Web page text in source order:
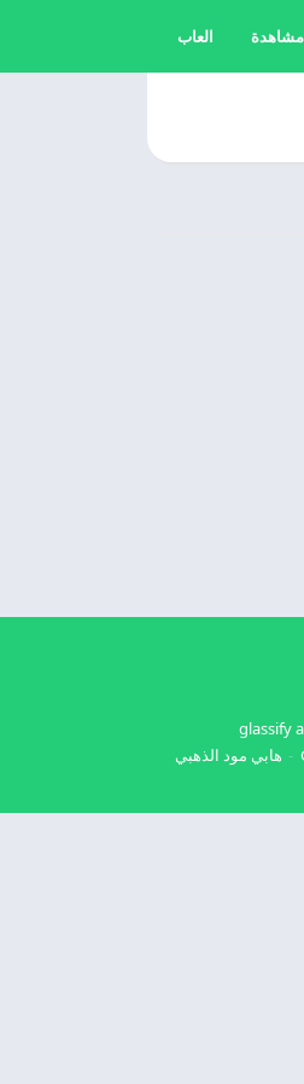
مشاهدة العاب
glassify
هابي مود الذهبي